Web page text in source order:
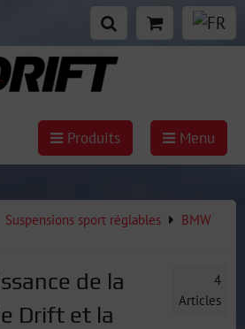
Produits Menu
Suspensions sport réglables
BMW
de la
Drift et la
4
Articles